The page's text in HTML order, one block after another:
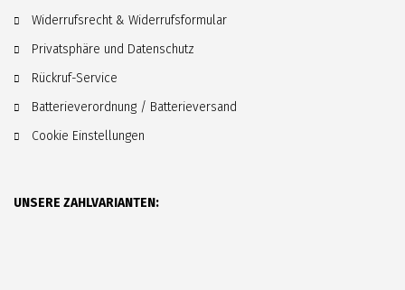
Widerrufsrecht & Widerrufsformular
Privatsphäre und Datenschutz
Rückruf-Service
Batterieverordnung / Batterieversand
Cookie Einstellungen
UNSERE ZAHLVARIANTEN: